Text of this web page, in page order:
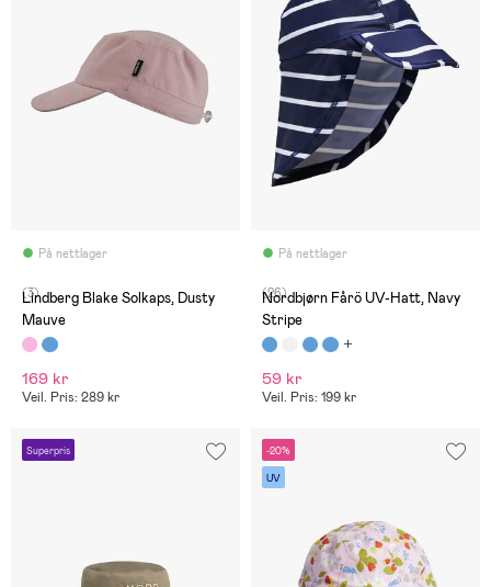
På nettlager
(3)
Lindberg Blake Solkaps, Dusty
Mauve
169 kr
Veil. Pris: 289 kr
På nettlager
(26)
Nordbjørn Fårö UV-Hatt, Navy
Stripe
59 kr
Veil. Pris: 199 kr
Superpris -20%
UV